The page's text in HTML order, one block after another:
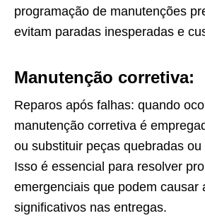
programação de manutenções
evitam paradas inesperadas e
Manutenção corretiva:
Reparos após falhas: quando
manutenção corretiva é
ou substituir peças quebradas
Isso é essencial para resolver
emergenciais que podem causar
significativos nas entregas.